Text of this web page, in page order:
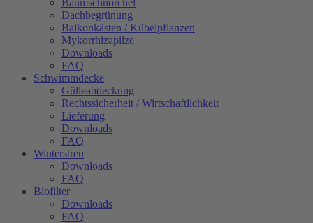
Dachbegrünung
Balkonkästen / Kübelpflanzen
Mykorrhizapilze
Downloads
FAQ
Schwimmdecke
Gülleabdeckung
Rechtssicherheit / Wirtschaftlichkeit
Lieferung
Downloads
FAQ
Winterstreu
Downloads
FAQ
Biofilter
Downloads
FAQ